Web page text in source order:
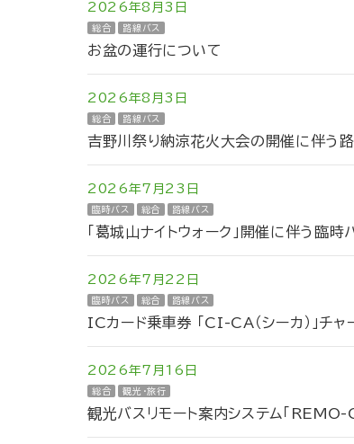
2026年8月3日
総合 路線バス
お盆の運行について
2026年8月3日
総合 路線バス
吉野川祭り納涼花火大会の開催に伴
2026年7月23日
臨時バス 総合 路線バス
「葛城山ナイトウォーク」開催に伴う臨
2026年7月22日
臨時バス 総合 路線バス
ICカード乗車券 「CI-CA（シーカ）」チ
2026年7月16日
総合 観光・旅行
観光バスリモート案内システム「REMO-